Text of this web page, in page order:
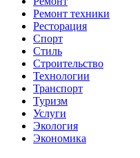
Ремонт техники
Ресторация
Спорт
Стиль
Строительство
Технологии
Транспорт
Туризм
Услуги
Экология
Экономика